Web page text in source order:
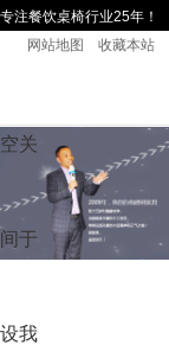
注餐饮桌椅行业25年！
收藏本站
网站地图
空
间
设
关
于
我